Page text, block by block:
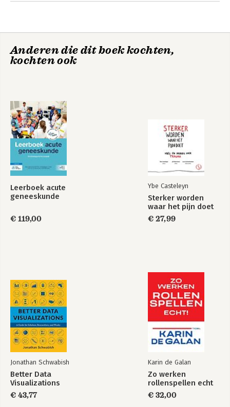
Psychologische
verschijnselen in
coaching
Samenwerken aan
onderwijskwaliteit
Bekijk alle boeken
Anderen die dit boek kochten,
kochten ook
Leerboek acute
geneeskunde
€ 119,00
Ybe Casteleyn
Sterker worden
waar het pijn doet
€ 27,99
Jonathan Schwabish
Better Data
Visualizations
€ 43,77
Karin de Galan
Zo werken
rollenspellen echt
€ 32,00